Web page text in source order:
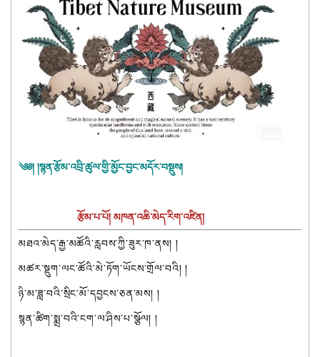
༄༅། །སྙན་རྩོམ་འབྲི་ཚུལ་གྱི་མྱོང་བྱང་མདོར་བསྡུས།
རྩོམ་པ་པོ། མཁན་འཆི་མེད་རིག་འཛིན།
མཐའ་མེད་རྒྱ་མཚོའི་རླབས་ཀྱི་ཟུར་ཁ་ནས། །
མཚར་སྡུག་ལང་ཚོའི་མེ་ཏོག་ཡོངས་གྲོལ་བའི། །
ཉི་མ་ཟླ་བའི་སྲིང་མོ་དབྱངས་ཅན་མས། །
སྙན་ཚིག་སྨྲ་བའི་ངག་ལ་ཤིས་པ་སྩོལ། །